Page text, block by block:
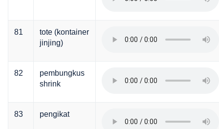
81
tote (kontainer
jinjing)
82
pembungkus
shrink
83 pengikat